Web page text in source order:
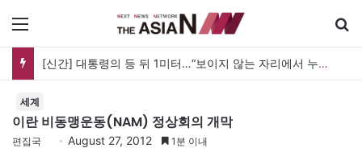
[신간] 대통령의 등 뒤 1미터…“보이지 않는 자리에서 누구를 지킨다는 것”
세계
이란 비동맹운동(NAM) 정상회의 개막
편집국 August 27, 2012 1분 이내